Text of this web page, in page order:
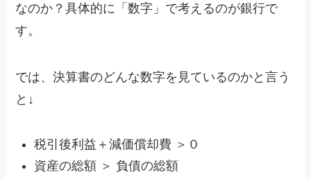
なのか？具体的に「数字」で考えるのが銀行で
す。
では、決算書のどんな数字を見ているのかと言う
と↓
税引後利益＋減価償却費 ＞０
資産の総額 ＞ 負債の総額